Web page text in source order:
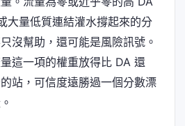
大量低質連結灌水撐起來的分
沒幫助，還可能是風險訊號。
這一項的權重放得比 DA 還
站，可信度遠勝過一個分數漂